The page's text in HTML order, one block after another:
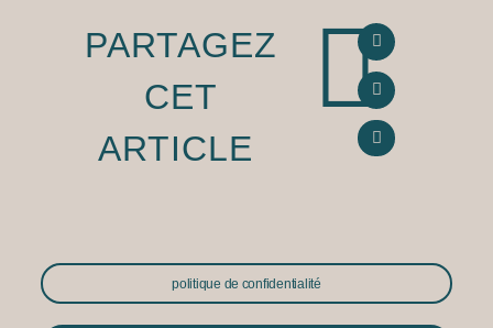
PARTAGEZ
CET
ARTICLE
politique de confidentialité